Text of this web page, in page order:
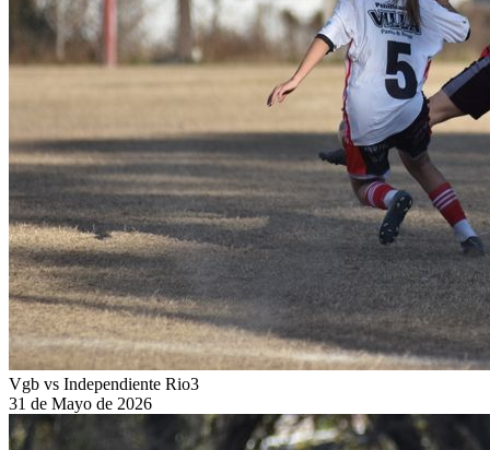
Vgb vs Independiente Rio3
31 de Mayo de 2026